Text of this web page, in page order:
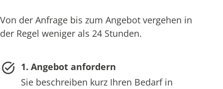
Von der Anfrage bis zum Angebot vergehen in
der Regel weniger als 24 Stunden.
1. Angebot anfordern
Sie beschreiben kurz Ihren Bedarf in